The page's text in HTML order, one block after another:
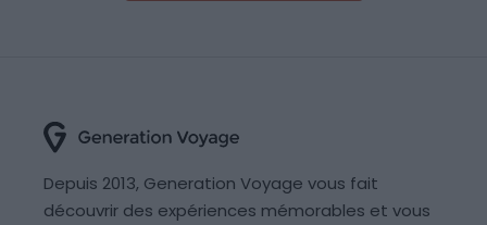
Depuis 2013, Generation Voyage vous fait
découvrir des expériences mémorables et vous